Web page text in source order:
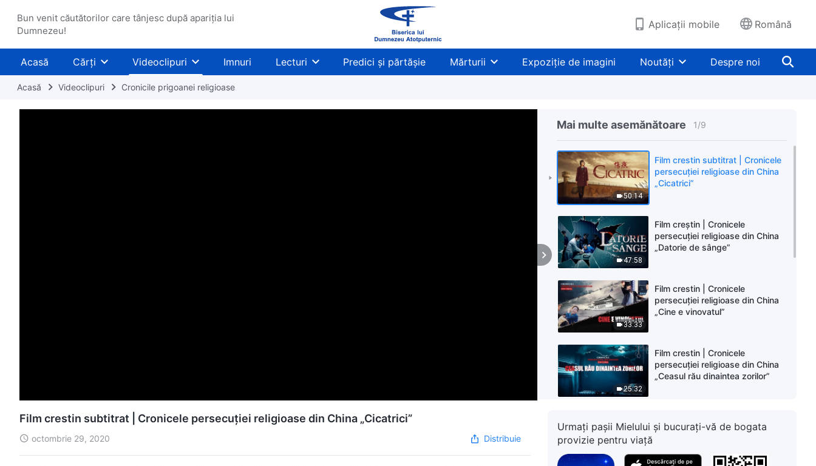
Bun venit căutătorilor care tânjesc după apariția lui
Dumnezeu!
Aplicații mobile Română
Acasă Cărți Videoclipuri Imnuri Lecturi Predici și părtășie Mărturii Expoziție de imagini Noutăți Despre noi
Acasă Videoclipuri Cronicile prigoanei religioase
Mai multe asemănătoare 1/9
50:14
Film crestin subtitrat | Cronicele
persecuției religioase din China
„Cicatrici”
47:58
Film creștin | Cronicele
persecuției religioase din China
„Datorie de sânge”
33:33
Film crestin | Cronicele
persecuției religioase din China
„Cine e vinovatul”
25:32
Film crestin | Cronicele
persecuției religioase din China
„Ceasul rău dinaintea zorilor”
47:38
persecuției religioase din China
Înapoi”
Film crestin subtitrat | Cronicele persecuției religioase din China „Cicatrici”
octombrie 29, 2020 Distribuie
Urmați pașii Mielului și bucurați-vă de bogata
provizie pentru viață